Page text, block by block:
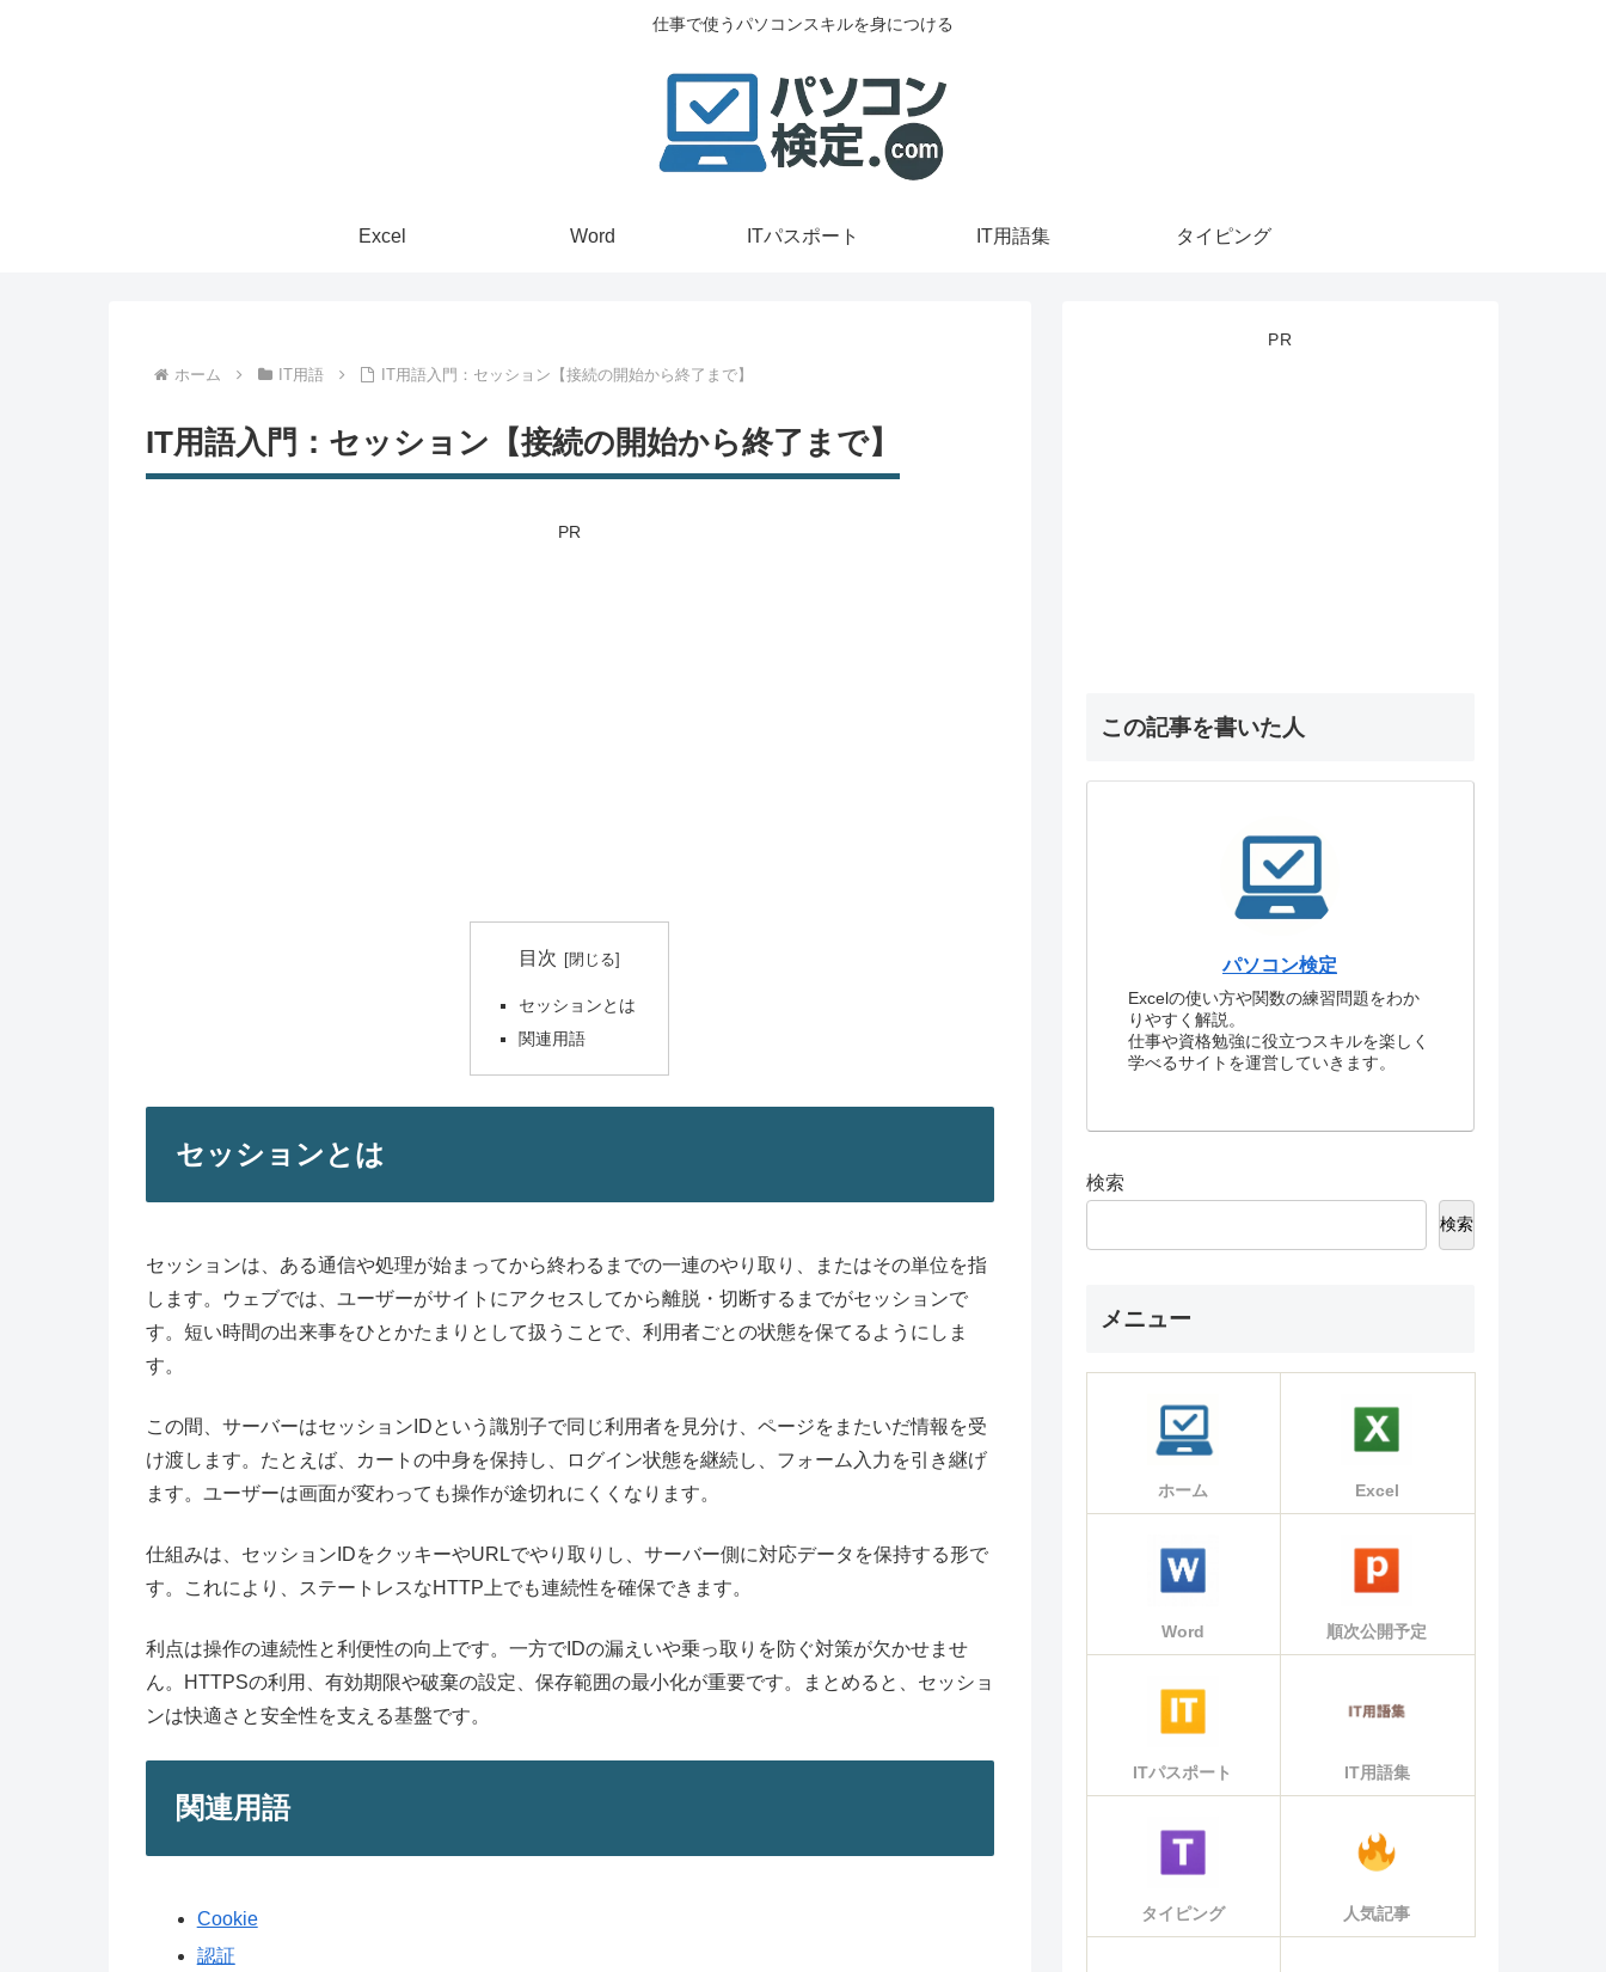
仕事で使うパソコンスキルを身につける
Excel Word ITパスポート IT用語集 タイピング
ホーム IT用語 IT用語入門：セッション【接続の開始から終了まで】
IT用語入門：セッション【接続の開始から終了まで】
PR
目次
セッションとは
関連用語
セッションとは
セッションは、ある通信や処理が始まってから終わるまでの一連のやり取り、またはその単位を指
します。ウェブでは、ユーザーがサイトにアクセスしてから離脱・切断するまでがセッションで
す。短い時間の出来事をひとかたまりとして扱うことで、利用者ごとの状態を保てるようにしま
す。
この間、サーバーはセッションIDという識別子で同じ利用者を見分け、ページをまたいだ情報を受
け渡します。たとえば、カートの中身を保持し、ログイン状態を継続し、フォーム入力を引き継げ
ます。ユーザーは画面が変わっても操作が途切れにくくなります。
仕組みは、セッションIDをクッキーやURLでやり取りし、サーバー側に対応データを保持する形で
す。これにより、ステートレスなHTTP上でも連続性を確保できます。
利点は操作の連続性と利便性の向上です。一方でIDの漏えいや乗っ取りを防ぐ対策が欠かせませ
ん。HTTPSの利用、有効期限や破棄の設定、保存範囲の最小化が重要です。まとめると、セッショ
ンは快適さと安全性を支える基盤です。
関連用語
Cookie
認証
PR
この記事を書いた人
パソコン検定
Excelの使い方や関数の練習問題をわか
りやすく解説。
仕事や資格勉強に役立つスキルを楽しく
学べるサイトを運営していきます。
検索
検索
メニュー
ホーム Excel
Word 順次公開予定
ITパスポート IT用語集
タイピング 人気記事